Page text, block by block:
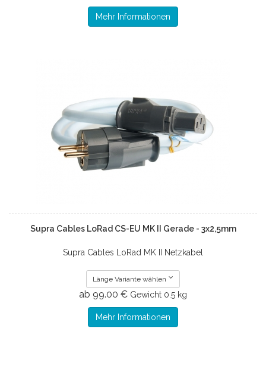
Mehr Informationen
Supra Cables LoRad CS-EU MK II Gerade - 3x2,5mm
Supra Cables LoRad MK II Netzkabel
Länge Variante wählen
ab 99.00 € Gewicht 0.5 kg
Mehr Informationen